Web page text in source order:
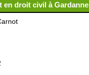
en droit civil à Gardanne